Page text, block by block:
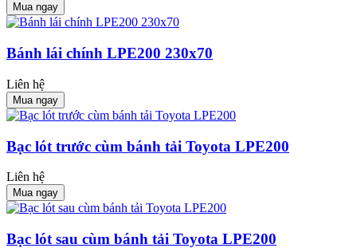
Mua ngay
Bánh lái chính LPE200 230x70
Liên hệ
Mua ngay
Bạc lót trước cùm bánh tải Toyota LPE200
Liên hệ
Mua ngay
Bạc lót sau cùm bánh tải Toyota LPE200